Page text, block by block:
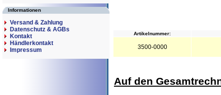
Informationen
Versand & Zahlung
Datenschutz & AGBs
Kontakt
Händlerkontakt
Impressum
Artikelnummer:
3500-0000
Auf den